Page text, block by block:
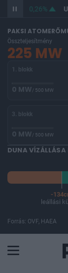
366,35 0,26%
PAKSI
Összteljesítmény
225 MW
1. blokk
0 MW/ 500 MW
3. blokk
0 MW/ 500 MW
DUNA VÍZÁLLÁSA
-
leállási
Forrás: OVF, HAEA